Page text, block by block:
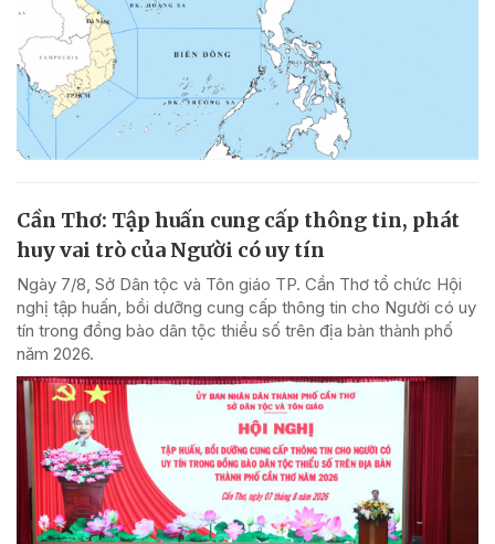
Cần Thơ: Tập huấn cung cấp thông tin, phát
huy vai trò của Người có uy tín
Ngày 7/8, Sở Dân tộc và Tôn giáo TP. Cần Thơ tổ chức Hội
nghị tập huấn, bồi dưỡng cung cấp thông tin cho Người có uy
tín trong đồng bào dân tộc thiểu số trên địa bàn thành phố
năm 2026.